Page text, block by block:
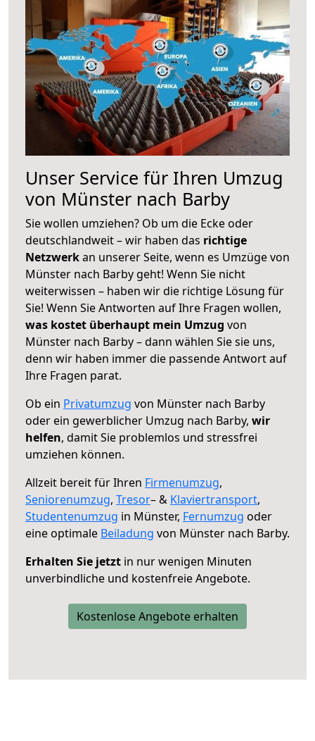
Unser Service für Ihren Umzug
von Münster nach Barby
Sie wollen umziehen? Ob um die Ecke oder
deutschlandweit – wir haben das richtige
Netzwerkan unserer Seite, wenn es Umzüge von
Münster nach Barby geht! Wenn Sie nicht
weiterwissen – haben wir die richtige Lösung für
Sie! Wenn Sie Antworten auf Ihre Fragen wollen,
was kostet überhaupt mein Umzug von
Münster nach Barby – dann wählen Sie sie uns,
denn wir haben immer die passende Antwort auf
Ihre Fragen parat.
Ob ein Privatumzug von Münster nach Barby
oder ein gewerblicher Umzug nach Barby, wir
helfen, damit Sie problemlos und stressfrei
umziehen können.
Allzeit bereit für Ihren Firmenumzug,
Seniorenumzug, Tresor– & Klaviertransport,
Studentenumzug in Münster, Fernumzug oder
eine optimale Beiladung von Münster nach Barby.
Erhalten Sie jetzt in nur wenigen Minuten
unverbindliche und kostenfreie Angebote.
Kostenlose Angebote erhalten